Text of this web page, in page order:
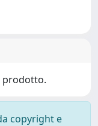
prodotto.
copyright e